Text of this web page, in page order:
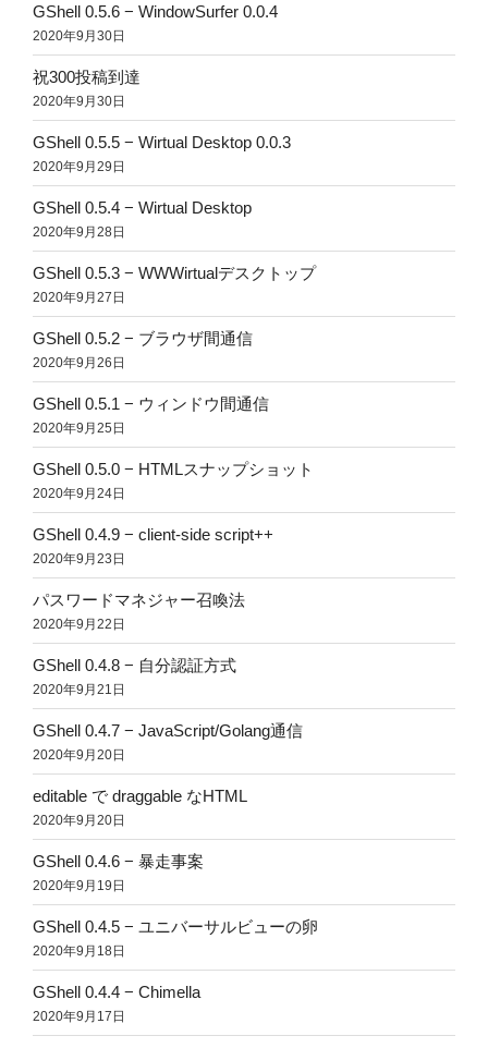
GShell 0.5.6 − WindowSurfer 0.0.4
2020年9月30日
祝300投稿到達
2020年9月30日
GShell 0.5.5 − Wirtual Desktop 0.0.3
2020年9月29日
GShell 0.5.4 − Wirtual Desktop
2020年9月28日
GShell 0.5.3 − WWWirtualデスクトップ
2020年9月27日
GShell 0.5.2 − ブラウザ間通信
2020年9月26日
GShell 0.5.1 − ウィンドウ間通信
2020年9月25日
GShell 0.5.0 − HTMLスナップショット
2020年9月24日
GShell 0.4.9 − client-side script++
2020年9月23日
パスワードマネジャー召喚法
2020年9月22日
GShell 0.4.8 − 自分認証方式
2020年9月21日
GShell 0.4.7 − JavaScript/Golang通信
2020年9月20日
editable で draggable なHTML
2020年9月20日
GShell 0.4.6 − 暴走事案
2020年9月19日
GShell 0.4.5 − ユニバーサルビューの卵
2020年9月18日
GShell 0.4.4 − Chimella
2020年9月17日